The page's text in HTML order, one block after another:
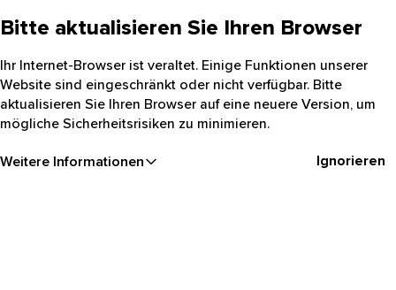
Bitte aktualisieren Sie Ihren Browser
Ihr Internet-Browser ist veraltet. Einige Funktionen unserer
Website sind eingeschränkt oder nicht verfügbar. Bitte
aktualisieren Sie Ihren Browser auf eine neuere Version, um
mögliche Sicherheitsrisiken zu minimieren.
Weitere Informationen Ignorieren